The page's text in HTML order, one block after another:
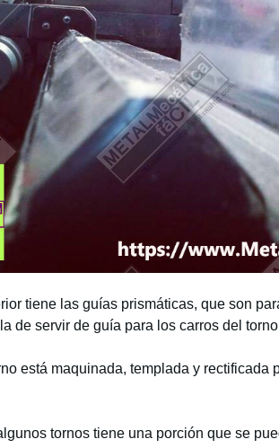
tiene las guías prismáticas, que son
de servir de guía para los carros del torno
está maquinada, templada y
tornos tiene una porción que se